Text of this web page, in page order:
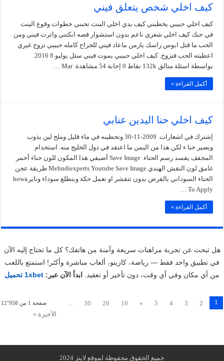
كيف اخلي شخص يتعلق فيني
كيف اخلي حبيبي يخطبني كيف بدي اخلي البنت تحبني خطوات وقوع البنت
في حبك كيف اخلي شعري ناعم بدون استشوار قصه ابكتني واثرت فيني ومن
الحب ما قتل ابوس راسك يازمن ماعاد فيني للجراح كامله حبيبي تزوج غيري
اعطيته الحب فتزوج. كيف اخلي حبيبي يموت فيني سئل يوليو 8 2016
بواسطة اسئلة متالق 132k نقاط 0 إجابة 54 مشاهدة. Mar …
أكمل القراءة »
كيف اخلي حنا اليدين عنابي
إشترك في اشعارات. 2009-11-30 وتحطينه في ماء قليل وملح لين يذوب
ويصير حنا ء لكن هذا من اليمن ما اعتقد في دول الخليج منه. استخدام
المجفف يفسد رسم الحناء. Save Image أضيفي هذا المكون للون حناء أحمر
غامق لون النقش الهندي Mehndiexperts Youtube Save Image طريقة عجن
الحناء السوداني بالقرض بدون تتقشر او تعمل حكة وبتطلع سوداء ونايرةhow
To Apply …
أكمل القراءة »
هل تبحث عن تجربة مراهنات سريعة وآمنة من هاتفك؟ كل ما تحتاج إليه الآن
في تطبيق واحد فقط — رياضة، كازينو، ألعاب مباشرة وأكثر! استمتع باللعب
من أي مكان وفي أي وقت، دون تأخير أو تعقيد. ابدأ الآن عبر: 1xbet تحميل
صفحة 1 من 12٬958 1
2
3
4
5
»
10
20
30
...
الأخيرة »
جميع الحقوق محفوظة لموقع لاينز 2024